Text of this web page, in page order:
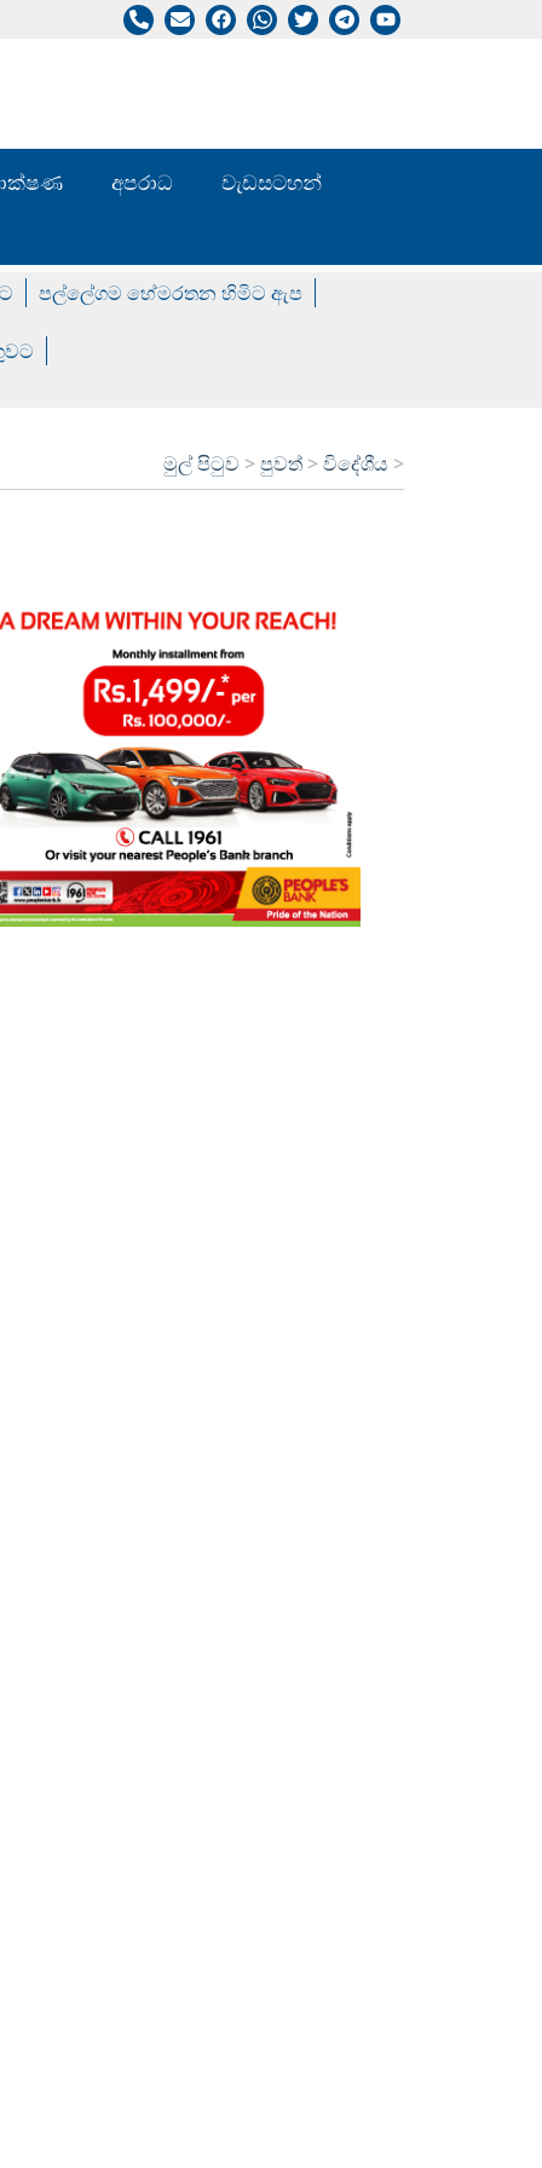
අපරාධ
වැඩසටහන්
පල්ලේගම හේමරතන හිමිට ඇප
මුල් පිටුව >පුවත් >විදේශීය >